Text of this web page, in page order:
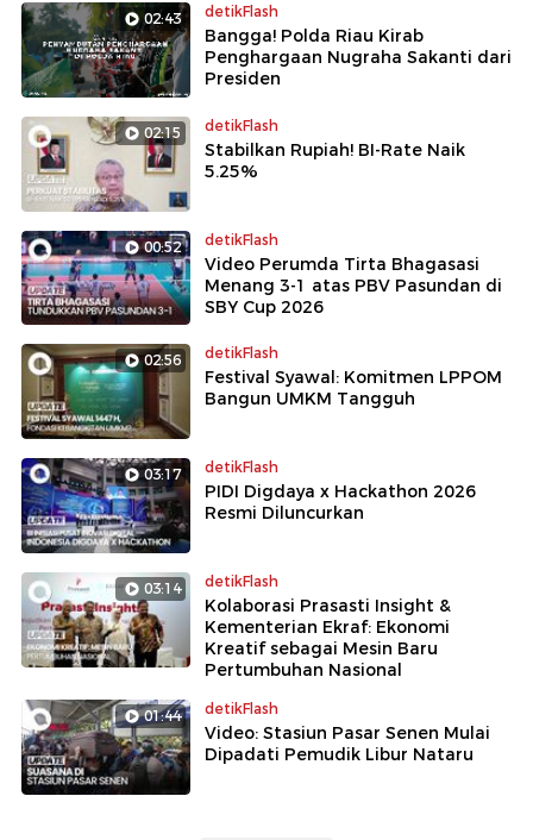
02:43 detikFlash
Bangga! Polda Riau Kirab
Penghargaan Nugraha Sakanti dari
Presiden
02:15 detikFlash
Stabilkan Rupiah! BI-Rate Naik
5.25%
00:52 detikFlash
Video Perumda Tirta Bhagasasi
Menang 3-1 atas PBV Pasundan di
SBY Cup 2026
02:56 detikFlash
Festival Syawal: Komitmen LPPOM
Bangun UMKM Tangguh
03:17 detikFlash
PIDI Digdaya x Hackathon 2026
Resmi Diluncurkan
03:14 detikFlash
Kolaborasi Prasasti Insight &
Kementerian Ekraf: Ekonomi
Kreatif sebagai Mesin Baru
Pertumbuhan Nasional
01:44 detikFlash
Video: Stasiun Pasar Senen Mulai
Dipadati Pemudik Libur Nataru